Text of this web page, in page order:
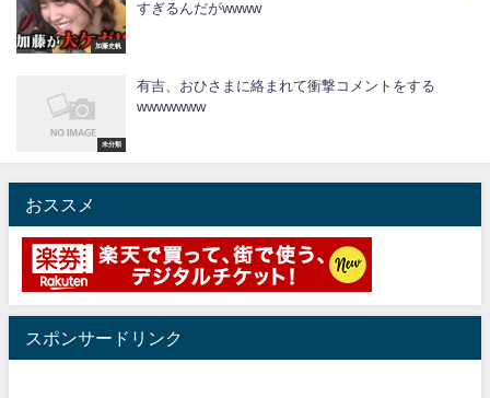
加藤史帆
すぎるんだがwwww
未分類
有吉、おひさまに絡まれて衝撃コメントをする
wwwwwww
おススメ
スポンサードリンク